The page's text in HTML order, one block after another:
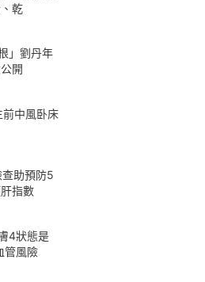
乾
」劉丹年
開
中風卧床
助預防5
指數
4狀態是
管風險